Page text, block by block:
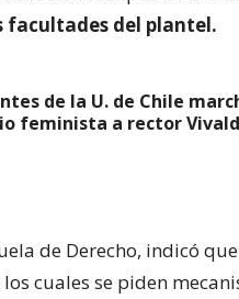
facultades del plantel.
de la U. de Chile
feminista a rector
de Derecho, indicó
los cuales se piden